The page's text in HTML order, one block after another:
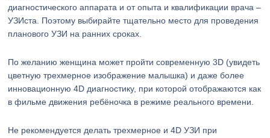
диагностического аппарата и от опыта и квалификации врача –
УЗИста. Поэтому выбирайте тщательно место для проведения
планового УЗИ на ранних сроках.
По желанию женщина может пройти современную 3D (увидеть
цветную трехмерное изображение малышка) и даже более
инновационную 4D диагностику, при которой отображаются как
в фильме движения ребёночка в режиме реального времени.
Не рекомендуется делать трехмерное и 4D УЗИ при